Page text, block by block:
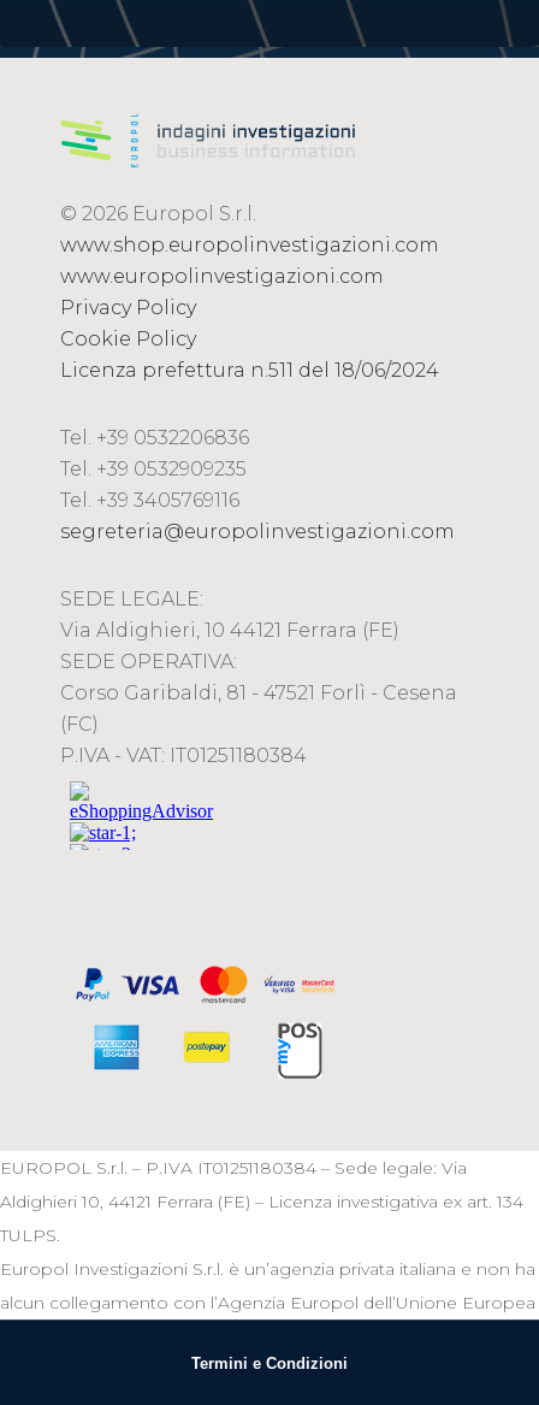
© 2026 Europol S.r.l.
www.shop.europolinvestigazioni.com
www.europolinvestigazioni.com
Privacy Policy
Cookie Policy
Licenza prefettura n.511 del 18/06/2024
Tel. +39 0532206836
Tel. +39 0532909235
Tel. +39 3405769116
segreteria@europolinvestigazioni.com
SEDE LEGALE:
Via Aldighieri, 10 44121 Ferrara (FE)
SEDE OPERATIVA:
Corso Garibaldi, 81 - 47521 Forlì - Cesena
(FC)
P.IVA - VAT: IT01251180384
EUROPOL S.r.l. – P.IVA IT01251180384 – Sede legale: Via
Aldighieri 10, 44121 Ferrara (FE) – Licenza investigativa ex art. 134
TULPS.
Europol Investigazioni S.r.l. è un’agenzia privata italiana e non ha
alcun collegamento con l’Agenzia Europol dell’Unione Europea
Termini e Condizioni